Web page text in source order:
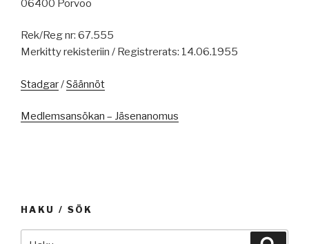
06400 Porvoo
Rek/Reg nr: 67.555
Merkitty rekisteriin / Registrerats: 14.06.1955
Stadgar/Säännöt
Medlemsansökan – Jäsenanomus
HAKU / SÖK